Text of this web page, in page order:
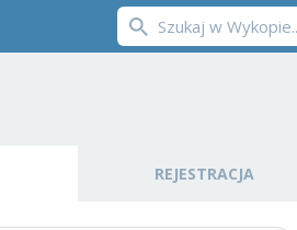
REJESTRACJA